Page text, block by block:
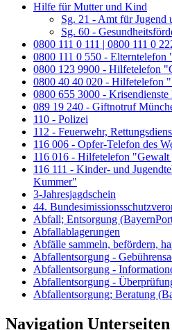
Hilfe für Mutter und Kind
Sg. 21 - Amt für Jugend
Sg. 60 -
0800 111 0 111 | 0800 111 0
0800 111 0 550 -
0800 123 9900 - Hilfetelefon
0800 40 40 020 - Hilfetelefon
0800 655 3000 - Krisendienste
089 19 240 - Giftnotruf
110 - Polizei
112 - Feuerwehr,
116 006 - Opfer-Telefon des
116 016 - Hilfetelefon "Gewalt
116 111 - Kinder- und
Kummer"
3-Jahresjagdschein
44.
Abfall; Entsorgung
Abfallablagerungen
Abfälle sammeln, befördern,
Abfallentsorgung -
Abfallentsorgung -
Abfallentsorgung -
Abfallentsorgung; Beratung
Navigation Unterseiten